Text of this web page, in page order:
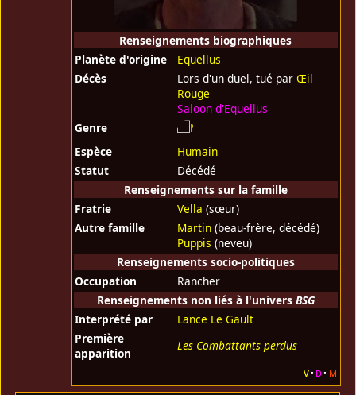
Renseignements biographiques
Planète d'origine
Equellus
Décès
Lors d'un duel, tué par Œil
Rouge
Saloon d'Equellus
Genre
Espèce
Humain
Statut
Décédé
Renseignements sur la famille
Fratrie
Vella (sœur)
Autre famille
Martin(beau-frère, décédé)
Puppis (neveu)
Renseignements socio-politiques
Occupation
Rancher
Renseignements non liés à l'univers BSG
Interprété par
Lance Le Gault
Première
apparition
Les Combattants perdus
v d m